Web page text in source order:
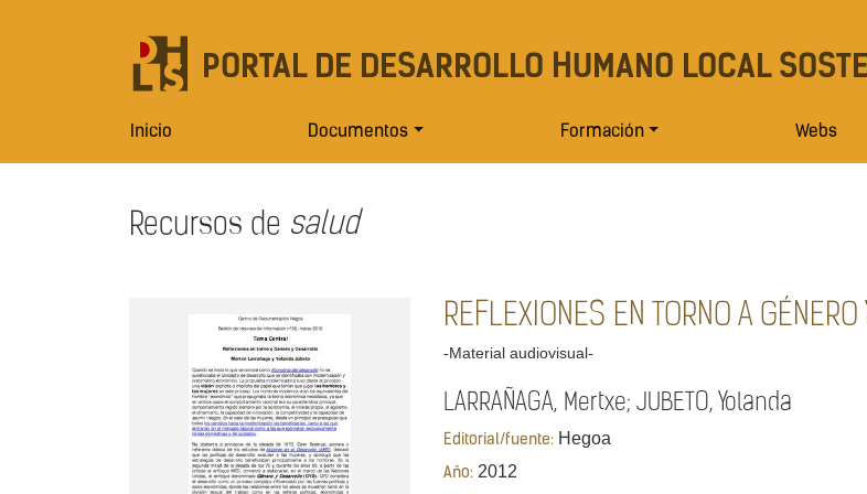
PORTAL DE DESARROLLO HUMANO LOCAL
Inicio Documentos Formación Webs
Recursos de salud
REFLEXIONES EN TORNO A
-Material audiovisual-
LARRAÑAGA, Mertxe; JUBETO, Yolanda
Editorial/fuente: Hegoa
Año: 2012